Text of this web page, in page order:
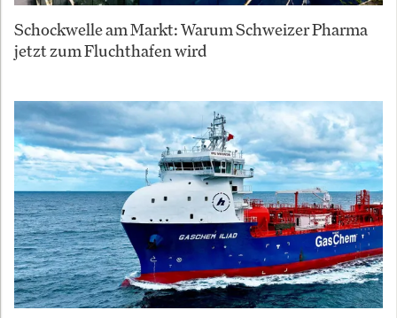
Schockwelle am Markt: Warum Schweizer Pharma
jetzt zum Fluchthafen wird